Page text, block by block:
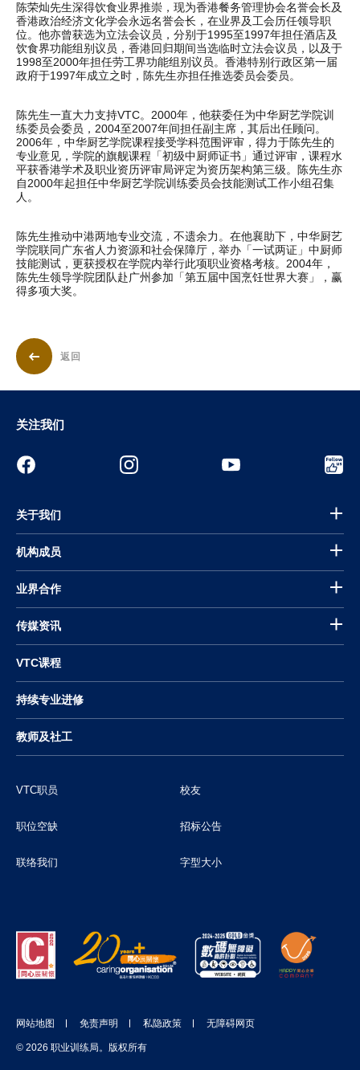
陈荣灿先生深得饮食业界推崇，现为香港餐务管理协会名誉会长及
香港政治经济文化学会永远名誉会长，在业界及工会历任领导职
位。他亦曾获选为立法会议员，分别于1995至1997年担任酒店及
饮食界功能组别议员，香港回归期间当选临时立法会议员，以及于
1998至2000年担任劳工界功能组别议员。香港特别行政区第一届
政府于1997年成立之时，陈先生亦担任推选委员会委员。
陈先生一直大力支持VTC。2000年，他获委任为中华厨艺学院训
练委员会委员，2004至2007年间担任副主席，其后出任顾问。
2006年，中华厨艺学院课程接受学科范围评审，得力于陈先生的
专业意见，学院的旗舰课程「初级中厨师证书」通过评审，课程水
平获香港学术及职业资历评审局评定为资历架构第三级。陈先生亦
自2000年起担任中华厨艺学院训练委员会技能测试工作小组召集
人。
陈先生推动中港两地专业交流，不遗余力。在他襄助下，中华厨艺
学院联同广东省人力资源和社会保障厅，举办「一试两证」中厨师
技能测试，更获授权在学院内举行此项职业资格考核。2004年，
陈先生领导学院团队赴广州参加「第五届中国烹饪世界大赛」，赢
得多项大奖。
返回
关注我们
关于我们
机构成员
业界合作
传媒资讯
VTC课程
持续专业进修
教师及社工
VTC职员 校友
职位空缺 招标公告
联络我们 字型大小
网站地图 免责声明 私隐政策 无障碍网页
© 2026 职业训练局。版权所有